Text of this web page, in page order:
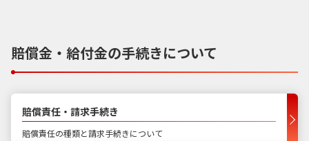
賠償金・給付金の手続きについて
賠償責任・請求手続き
賠償責任の種類と請求手続きについて